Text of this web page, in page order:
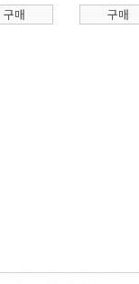
구매
구매